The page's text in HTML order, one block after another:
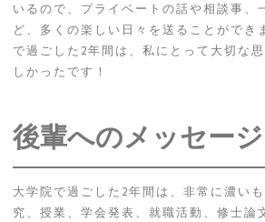
いるので、プライベートの話や相談事、
ど、多くの楽しい日々を送ることができ
で過ごした2年間は、私にとって大切な
しかったです！
後輩へのメッセージ
大学院で過ごした2年間は、非常に濃い
究、授業、学会発表、就職活動、修士論